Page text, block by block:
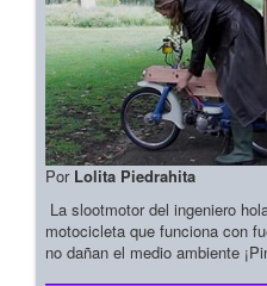
Por Lolita Piedrahita
La slootmotor del ingeniero
motocicleta que funciona con
no dañan el medio ambiente